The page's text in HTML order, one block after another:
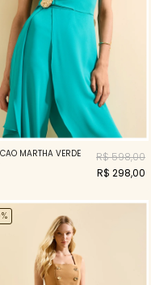
MARTHA VERDE
R$ 598,00
R$ 298,00